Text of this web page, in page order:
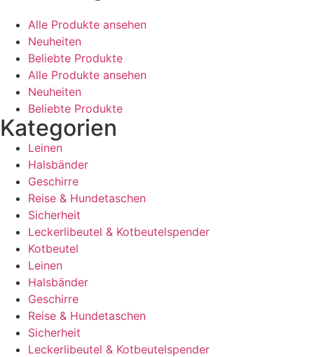
Alle Produkte ansehen
Neuheiten
Beliebte Produkte
Alle Produkte ansehen
Neuheiten
Beliebte Produkte
Kategorien
Leinen
Halsbänder
Geschirre
Reise & Hundetaschen
Sicherheit
Leckerlibeutel & Kotbeutelspender
Kotbeutel
Leinen
Halsbänder
Geschirre
Reise & Hundetaschen
Sicherheit
Leckerlibeutel & Kotbeutelspender